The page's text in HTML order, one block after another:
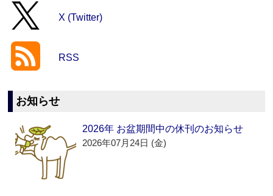
X (Twitter)
RSS
お知らせ
2026年 お盆期間中の休刊のお知らせ
2026年07月24日 (金)